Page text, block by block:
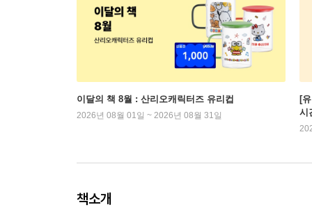
이달의 책 8월 : 산리오캐릭터즈 유리컵
2026년 08월 01일 ~ 2026년 08월 31일
[
시
책소개